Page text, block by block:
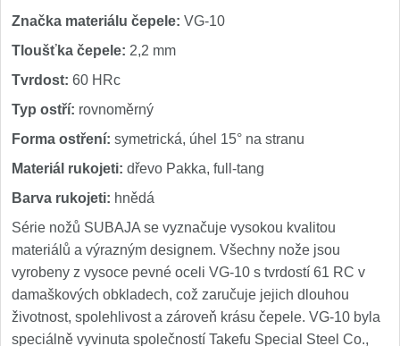
Značka materiálu čepele: VG-10
Tloušťka čepele: 2,2 mm
Tvrdost: 60 HRc
Typ ostří: rovnoměrný
Forma ostření: symetrická, úhel 15° na stranu
Materiál rukojeti: dřevo Pakka, full-tang
Barva rukojeti: hnědá
Série nožů SUBAJA se vyznačuje vysokou kvalitou
materiálů a výrazným designem. Všechny nože jsou
vyrobeny z vysoce pevné oceli VG-10 s tvrdostí 61 RC v
damaškových obkladech, což zaručuje jejich dlouhou
životnost, spolehlivost a zároveň krásu čepele. VG-10 byla
speciálně vyvinuta společností Takefu Special Steel Co.,